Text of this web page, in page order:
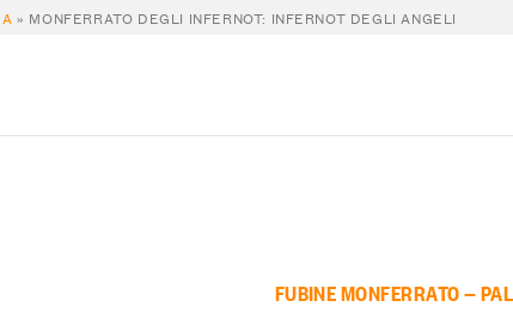
» MONFERRATO DEGLI INFERNOT: INFERNOT DEGLI ANGELI
FUBINE MONFERRATO —